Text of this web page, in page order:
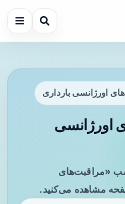
اورژانسی بارداری
اورژانسی
«مراقبت‌های
مشاهده می‌کنید.